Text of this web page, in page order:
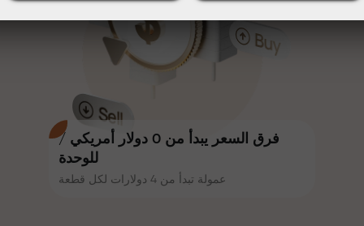
فرق السعر يبدأ من 0 دولار أمريكي /
للوحدة
عمولة تبدأ من 4 دولارات لكل قطعة
تتشارك سرعة المسار وسرعة التداول
نفس القيم. يُضفي أليش لوبرايس
عناصر الحماس والانضباط على عالم
التداول، ويعمل كشريك يُلهم العملاء
لتحقيق أهداف طموحة.
نحن نضمن أرباحك
مكافأة تصل إلى 1000 ضعف - أكبر